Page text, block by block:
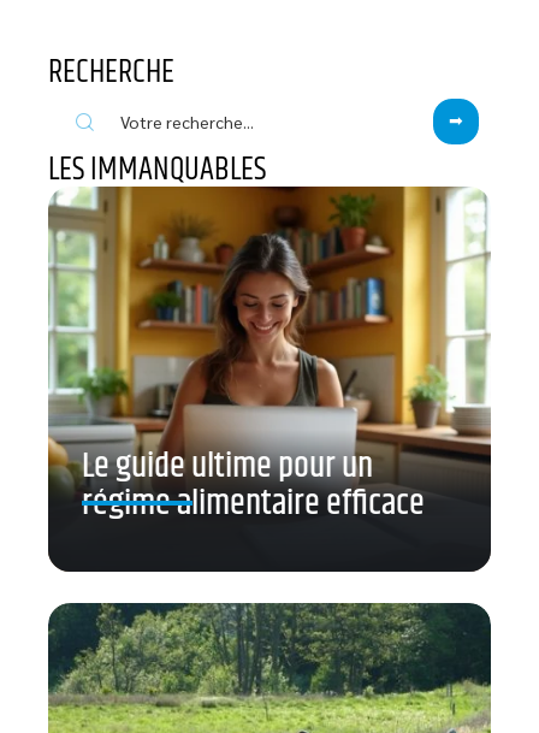
RECHERCHE
LES IMMANQUABLES
Le guide ultime pour un
régime alimentaire efficace